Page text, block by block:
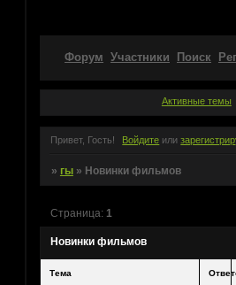
Форум Участники Поиск
Активные темы
Привет, Гость! Войдите или
» гы » Новинки фильмов
Новинки фильмов
Страница: 1
Тема